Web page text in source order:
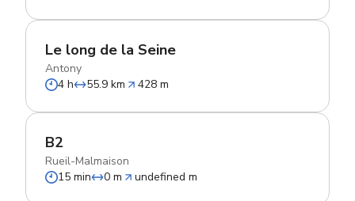
Le long de la Seine
Antony
4 h
55.9 km 428 m
B2
Rueil-Malmaison
15 min
0 m undefined m